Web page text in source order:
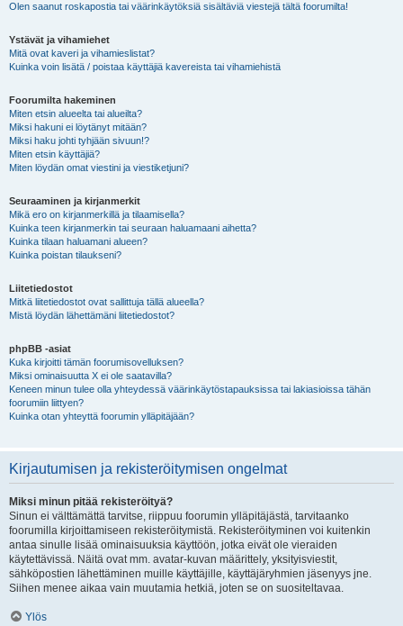
Olen saanut roskapostia tai väärinkäytöksiä sisältäviä viestejä tältä foorumilta!
Ystävät ja vihamiehet
Mitä ovat kaveri ja vihamieslistat?
Kuinka voin lisätä / poistaa käyttäjiä kavereista tai vihamiehistä
Foorumilta hakeminen
Miten etsin alueelta tai alueilta?
Miksi hakuni ei löytänyt mitään?
Miksi haku johti tyhjään sivuun!?
Miten etsin käyttäjiä?
Miten löydän omat viestini ja viestiketjuni?
Seuraaminen ja kirjanmerkit
Mikä ero on kirjanmerkillä ja tilaamisella?
Kuinka teen kirjanmerkin tai seuraan haluamaani aihetta?
Kuinka tilaan haluamani alueen?
Kuinka poistan tilaukseni?
Liitetiedostot
Mitkä liitetiedostot ovat sallittuja tällä alueella?
Mistä löydän lähettämäni liitetiedostot?
phpBB -asiat
Kuka kirjoitti tämän foorumisovelluksen?
Miksi ominaisuutta X ei ole saatavilla?
Keneen minun tulee olla yhteydessä väärinkäytöstapauksissa tai lakiasioissa tähän
foorumiin liittyen?
Kuinka otan yhteyttä foorumin ylläpitäjään?
Kirjautumisen ja rekisteröitymisen ongelmat
Miksi minun pitää rekisteröityä?
Sinun ei välttämättä tarvitse, riippuu foorumin ylläpitäjästä, tarvitaanko
foorumilla kirjoittamiseen rekisteröitymistä. Rekisteröityminen voi kuitenkin
antaa sinulle lisää ominaisuuksia käyttöön, jotka eivät ole vieraiden
käytettävissä. Näitä ovat mm. avatar-kuvan määrittely, yksityisviestit,
sähköpostien lähettäminen muille käyttäjille, käyttäjäryhmien jäsenyys jne.
Siihen menee aikaa vain muutamia hetkiä, joten se on suositeltavaa.
Ylös